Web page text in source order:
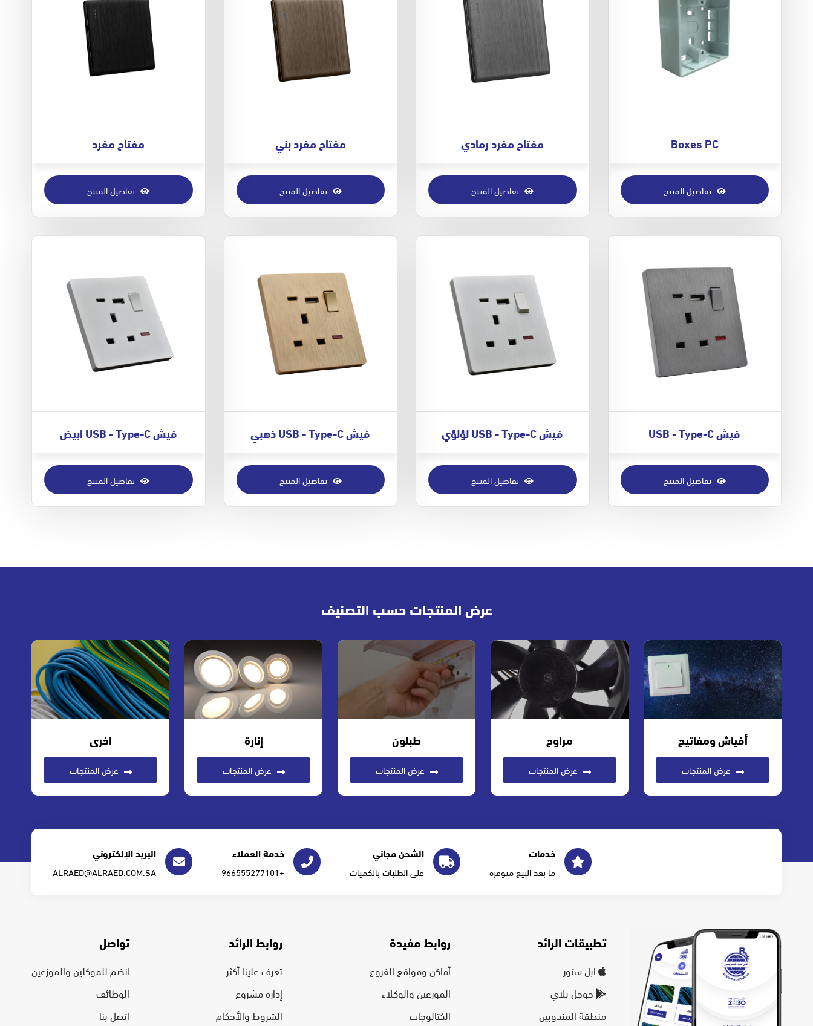
Boxes PC
تفاصيل المنتج
مفتاح مفرد رمادي
تفاصيل المنتج
مفتاح مفرد بني
تفاصيل المنتج
مفتاح مفرد
تفاصيل المنتج
فيش USB - Type-C
تفاصيل المنتج
فيش USB - Type-C لؤلؤي
تفاصيل المنتج
فيش USB - Type-C ذهبي
تفاصيل المنتج
فيش USB - Type-C ابيض
تفاصيل المنتج
عرض المنتجات حسب التصنيف
أفياش ومفاتيح
عرض المنتجات
مراوح
عرض المنتجات
طبلون
عرض المنتجات
إنارة
عرض المنتجات
اخرى
عرض المنتجات
خدمات
ما بعد البيع متوفرة
الشحن مجاني
على الطلبات بالكميات
خدمة العملاء
+966555277101
البريد الإلكتروني
ALRAED@ALRAED.COM.SA
تطبيقات الرائد
ابل ستور
جوجل بلاي
منطقة المندوبين
روابط مفيدة
أماكن ومواقع الفروع
الموزعين والوكلاء
الكتالوجات
روابط الرائد
تعرف علينا أكثر
إدارة مشروع
الشروط والأحكام
تواصل
انضم للموكلين والموزعين
الوظائف
اتصل بنا